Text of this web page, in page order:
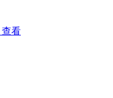
查看